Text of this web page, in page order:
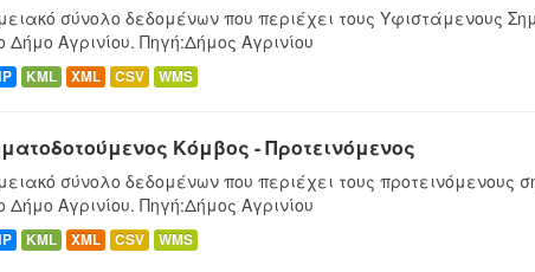
σύνολο δεδομένων που περιέχει τους Υφιστάμενους
Δήμο Αγρινίου. Πηγή:Δήμος Αγρινίου
KML XML CSV WMS
Κόμβος - Προτεινόμενος
σύνολο δεδομένων που περιέχει τους προτεινόμενους
Δήμo Αγρινίου. Πηγή:Δήμος Αγρινίου
KML XML CSV WMS